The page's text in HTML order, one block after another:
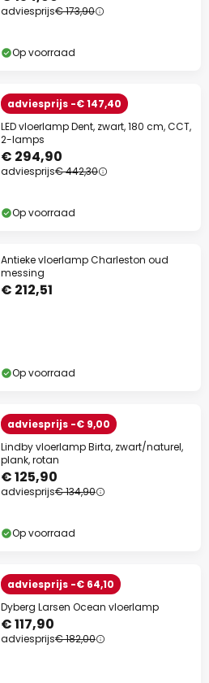
adviesprijs€ 173,90
Op voorraad
adviesprijs -€ 147,40
LED vloerlamp Dent, zwart, 180 cm, CCT,
2-lamps
€ 294,90
adviesprijs€ 442,30
Op voorraad
Antieke vloerlamp Charleston oud
messing
€ 212,51
Op voorraad
adviesprijs -€ 9,00
Lindby vloerlamp Birta, zwart/naturel,
plank, rotan
€ 125,90
adviesprijs€ 134,90
Op voorraad
adviesprijs -€ 64,10
Dyberg Larsen Ocean vloerlamp
€ 117,90
adviesprijs€ 182,00